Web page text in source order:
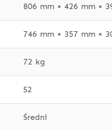
806 mm × 426 mm ×
746 mm × 357 mm ×
72 kg
S2
Średni